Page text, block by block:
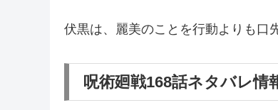
伏黒は、麗美のことを行動よりも口
呪術廻戦168話ネタバレ